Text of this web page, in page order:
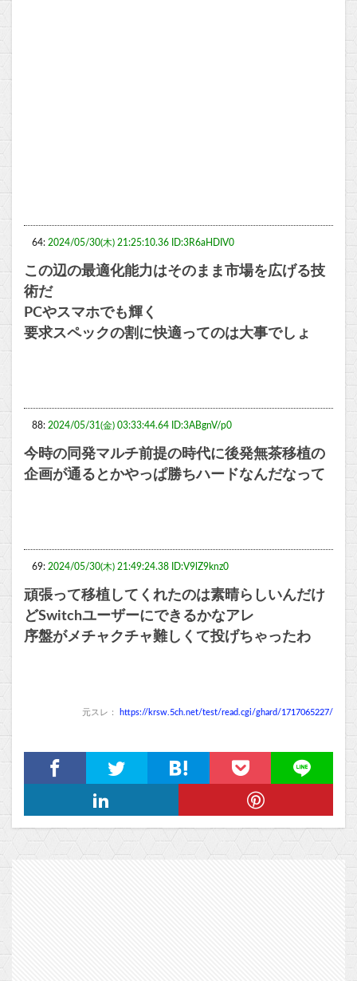
64: 2024/05/30(木) 21:25:10.36 ID:3R6aHDIV0
この辺の最適化能力はそのまま市場を広げる技
術だ
PCやスマホでも輝く
要求スペックの割に快適ってのは大事でしょ
88: 2024/05/31(金) 03:33:44.64 ID:3ABgnV/p0
今時の同発マルチ前提の時代に後発無茶移植の
企画が通るとかやっぱ勝ちハードなんだなって
69: 2024/05/30(木) 21:49:24.38 ID:V9lZ9knz0
頑張って移植してくれたのは素晴らしいんだけ
どSwitchユーザーにできるかなアレ
序盤がメチャクチャ難しくて投げちゃったわ
元スレ： https://krsw.5ch.net/test/read.cgi/ghard/1717065227/